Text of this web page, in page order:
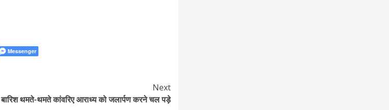
Messenger
Next
बारिश थमते-थमते कांवरिए आराध्य को जलार्पण करने चल पड़े